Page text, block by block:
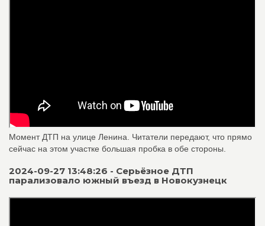
Момент ДТП на улице Ленина. Читатели передают, что прямо
сейчас на этом участке большая пробка в обе стороны.
2024-09-27 13:48:26 - Серьёзное ДТП
парализовало южный въезд в Новокузнецк